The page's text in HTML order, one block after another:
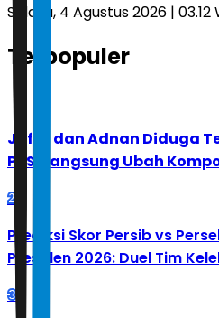
Selasa, 4 Agustus 2026 | 03.12
Terpopuler
Jafar dan Adnan Diduga
PBSI Langsung Ubah
2
Prediksi Skor Persib vs
Presiden 2026: Duel Tim
3